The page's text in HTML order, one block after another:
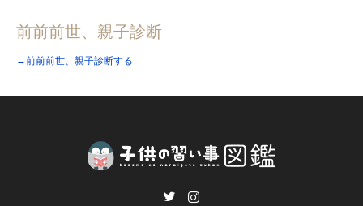
前前前世、親子診断
→前前前世、親子診断する